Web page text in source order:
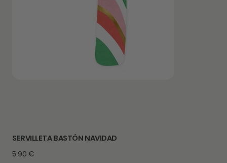
SERVILLETA BASTÓN NAVIDAD
Precio
5,90 €